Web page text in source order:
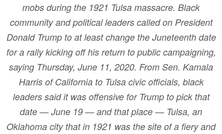
mobs during the 1921 Tulsa massacre. Black
community and political leaders called on President
Donald Trump to at least change the Juneteenth date
for a rally kicking off his return to public campaigning,
saying Thursday, June 11, 2020. From Sen. Kamala
Harris of California to Tulsa civic officials, black
leaders said it was offensive for Trump to pick that
date — June 19 — and that place — Tulsa, an
Oklahoma city that in 1921 was the site of a fiery and